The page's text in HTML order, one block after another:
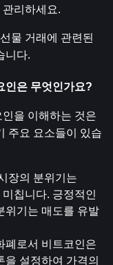
리하세요.
물 거래에 관련된
니다.
인은 무엇인가요?
을 이해하는 것은
주요 요소들이 있습
장의 분위기는
칩니다. 긍정적인
위기는 매도를 유발
폐로서 비트코인은
을 설정하여 가격의